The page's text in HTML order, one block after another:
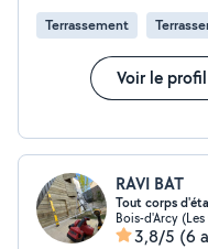
Terrassement
Voir le profil
RAVI BAT
Tout corps
Bois-d'Arcy
3,8/5 (6